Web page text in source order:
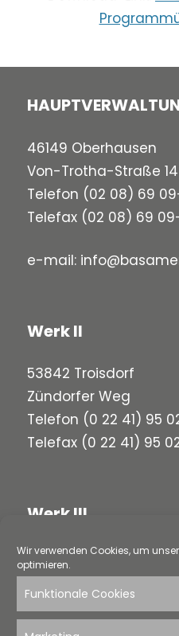
Wir verwenden Cookies, um
optimieren.
Funktionale Cookies
46149 Oberhausen
Von-Trotha-Straße
Telefon (02 08) 69
Telefax (02 08) 69 09-
e-mail:
Werk II
53842 Troisdorf
Zündorfer Weg
Telefon (0 22 41) 95
Telefax (0 22 41) 95
Werk III
58313 Herdecke
Loerfeldstraße 5
Telefon(0 23 30) 97
Telefax (0 23 30) 97